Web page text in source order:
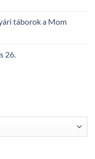
táborok a Mom
26.